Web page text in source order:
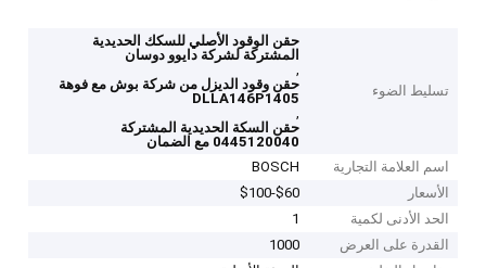
تسليط الضوء
حقن الوقود الأصلي للسكك الحديدية
المشتركة لشركة دايوو دوسان
,
حقن وقود الديزل من شركة بوش مع فوهة
DLLA146P1405
,
حقن السكة الحديدية المشتركة
0445120040 مع الضمان
اسم العلامة التجارية
BOSCH
الأسعار
$60-$100
الحد الأدنى لكمية
1
القدرة على العرض
1000